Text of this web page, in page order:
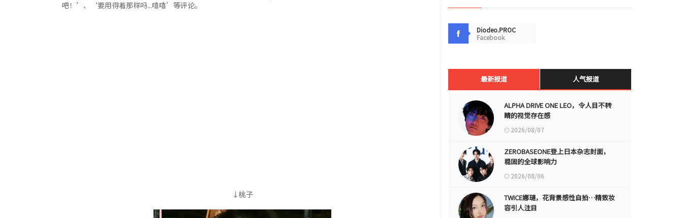
吧！’、‘要用得着那样吗...嘻嘻’等评论。
↓桃子
Diodeo.PROC
Facebook
最新报道 人气报道
ALPHA DRIVE ONE LEO，令人目不转
睛的视觉存在感
2026/08/07
ZEROBASEONE登上日本杂志封面，
稳固的全球影响力
2026/08/06
TWICE娜璉，花背景感性自拍…精致妆
容引人注目